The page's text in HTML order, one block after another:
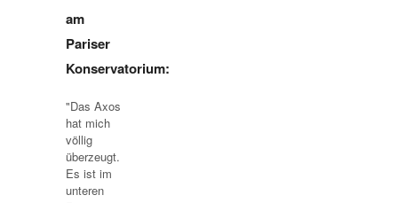
am
Pariser
Konservatorium:
"Das Axos
hat mich
völlig
überzeugt.
Es ist im
unteren